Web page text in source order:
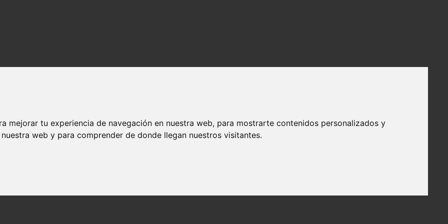
mejorar tu experiencia de navegación en nuestra web, para mostrarte contenidos personalizados y
web y para comprender de donde llegan nuestros visitantes.